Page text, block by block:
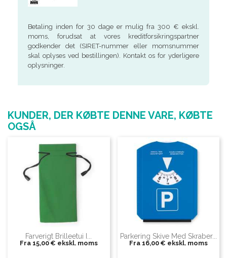
Betaling inden for 30 dage er mulig fra 300 € ekskl.
moms, forudsat at vores kreditforsikringspartner
godkender det (SIRET-nummer eller momsnummer
skal oplyses ved bestillingen). Kontakt os for yderligere
oplysninger.
KUNDER, DER KØBTE DENNE VARE, KØBTE
OGSÅ
Farverigt Brilleetui I...
Fra 15,00 € ekskl. moms
Parkering Skive Med Skraber...
Fra 16,00 € ekskl. moms